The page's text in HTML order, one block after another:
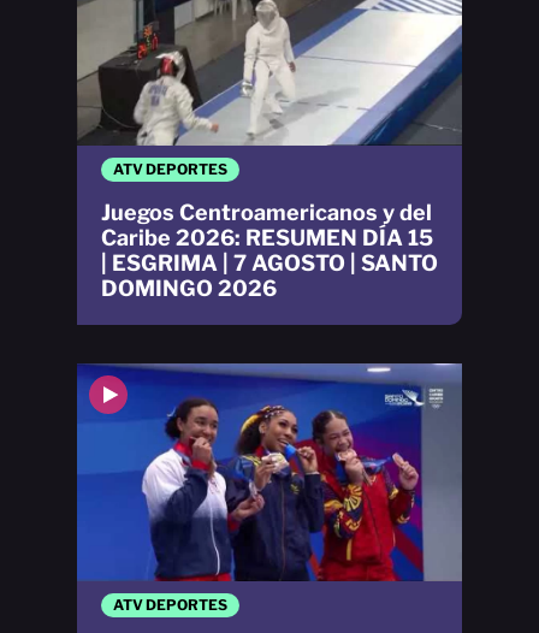
ATV DEPORTES
Juegos Centroamericanos y del
Caribe 2026: RESUMEN DÍA 15
| ESGRIMA | 7 AGOSTO | SANTO
DOMINGO 2026
ATV DEPORTES